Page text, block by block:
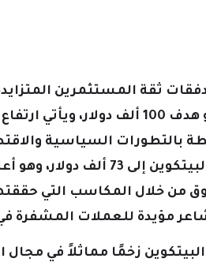
ثقة المستثمرين
دولار،
ويأتي
بالتطورات السياسية
الأمريكية، وصل
من خلال المكاسب التي
مؤيدة للعملات المشفرة
البيتكوين زخمًا مماثلاً في